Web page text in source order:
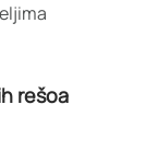
rešoa